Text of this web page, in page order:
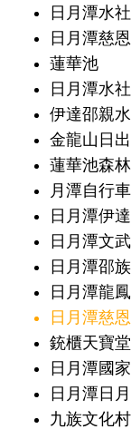
日月潭水
日月潭慈
蓮華池
日月潭水
伊達邵親
金龍山日出
蓮華池森
月潭自行
日月潭伊
日月潭文
日月潭邵
日月潭龍
日月潭慈
銃櫃天寶堂
日月潭國
日月潭日
九族文化村